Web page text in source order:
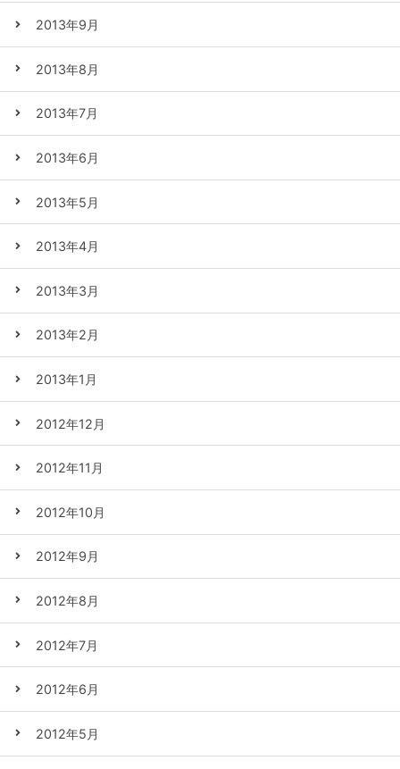
2013年9月
2013年8月
2013年7月
2013年6月
2013年5月
2013年4月
2013年3月
2013年2月
2013年1月
2012年12月
2012年11月
2012年10月
2012年9月
2012年8月
2012年7月
2012年6月
2012年5月